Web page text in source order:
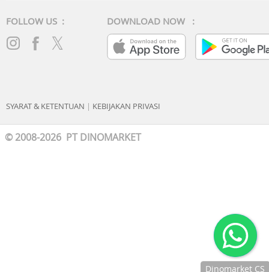
FOLLOW US : DOWNLOAD NOW :
SYARAT & KETENTUAN | KEBIJAKAN PRIVASI
© 2008-2026 PT DINOMARKET
Dinomarket CS